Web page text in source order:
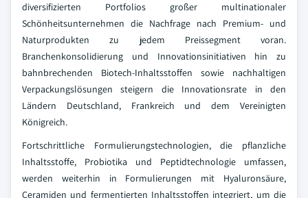
diversifizierten Portfolios großer multinationaler
Schönheitsunternehmen die Nachfrage nach Premium- und
Naturprodukten zu jedem Preissegment voran.
Branchenkonsolidierung und Innovationsinitiativen hin zu
bahnbrechenden Biotech-Inhaltsstoffen sowie nachhaltigen
Verpackungslösungen steigern die Innovationsrate in den
Ländern Deutschland, Frankreich und dem Vereinigten
Königreich.
Fortschrittliche Formulierungstechnologien, die pflanzliche
Inhaltsstoffe, Probiotika und Peptidtechnologie umfassen,
werden weiterhin in Formulierungen mit Hyaluronsäure,
Ceramiden und fermentierten Inhaltsstoffen integriert, um die